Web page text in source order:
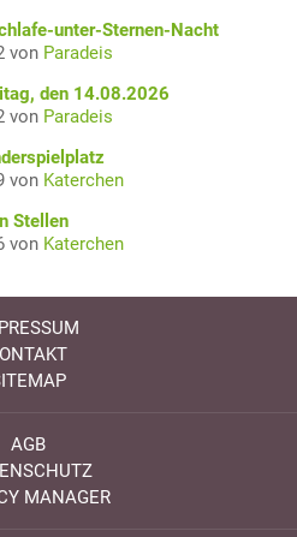
unter-Sternen-Nacht
von Paradeis
den 14.08.2026
von Paradeis
von Katerchen
Stellen
von Katerchen
AGB
MANAGER